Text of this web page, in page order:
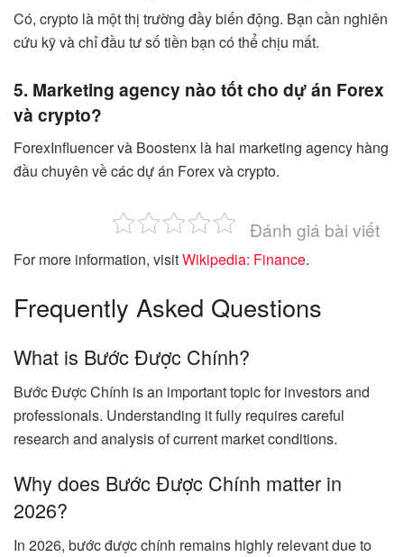
Có, crypto là một thị trường đầy biến động. Bạn cần nghiên
cứu kỹ và chỉ đầu tư số tiền bạn có thể chịu mất.
5. Marketing agency nào tốt cho dự án Forex
và crypto?
ForexInfluencer và Boostenx là hai marketing agency hàng
đầu chuyên về các dự án Forex và crypto.
Đánh giá bài viết
For more information, visitWikipedia: Finance.
Frequently Asked Questions
What is Bước Được Chính?
Bước Được Chính is an important topic for investors and
professionals. Understanding it fully requires careful
research and analysis of current market conditions.
Why does Bước Được Chính matter in
2026?
In 2026, bước được chính remains highly relevant due to